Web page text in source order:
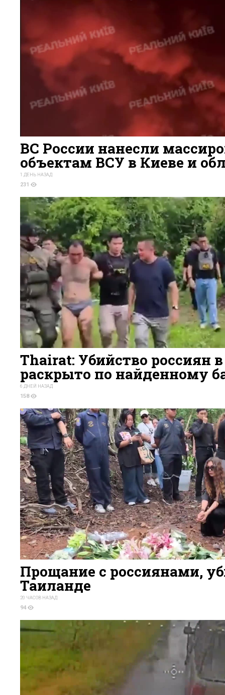
ВС России нанесли
объектам ВСУ в Киеве и
1 ДЕНЬ НАЗАД
231
Thairat: Убийство россиян
раскрыто по найденному
6 ДНЕЙ НАЗАД
158
Прощание с россиянами,
Таиланде
20 ЧАСОВ НАЗАД
94